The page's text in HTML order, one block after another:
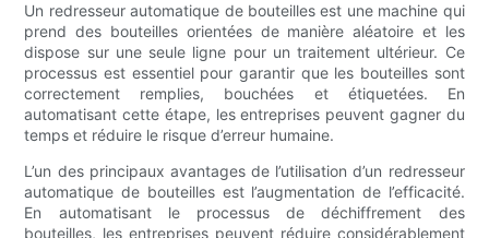
Un redresseur automatique de bouteilles est une machine qui
prend des bouteilles orientées de manière aléatoire et les
dispose sur une seule ligne pour un traitement ultérieur. Ce
processus est essentiel pour garantir que les bouteilles sont
correctement remplies, bouchées et étiquetées. En
automatisant cette étape, les entreprises peuvent gagner du
temps et réduire le risque d’erreur humaine.
L’un des principaux avantages de l’utilisation d’un redresseur
automatique de bouteilles est l’augmentation de l’efficacité.
En automatisant le processus de déchiffrement des
bouteilles, les entreprises peuvent réduire considérablement